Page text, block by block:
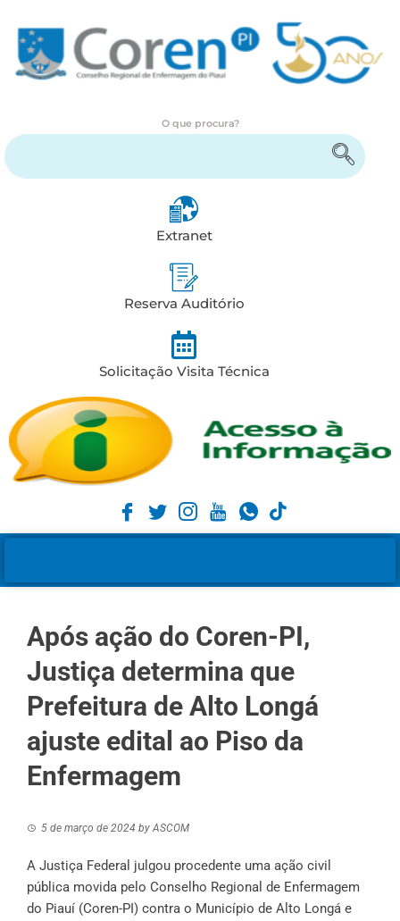
O que procura?
Extranet
Reserva Auditório
Solicitação Visita Técnica
Após ação do Coren-PI,
Justiça determina que
Prefeitura de Alto Longá
ajuste edital ao Piso da
Enfermagem
5 de março de 2024 byASCOM
A Justiça Federal julgou procedente uma ação civil
pública movida pelo Conselho Regional de Enfermagem
do Piauí (Coren-PI) contra o Município de Alto Longá e